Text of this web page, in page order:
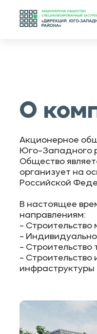
О
Акционерное
Юго-Западного
Общество
организует на
Российской
В настоящее
направлениям:
-
-
-
- Строительство
инфраструктуры